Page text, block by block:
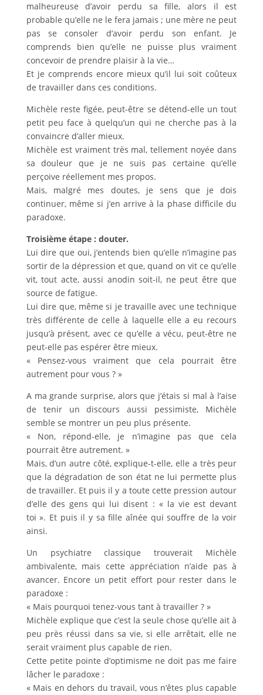
malheureuse d’avoir perdu sa fille, alors il est
probable qu’elle ne le fera jamais ; une mère ne peut
pas se consoler d’avoir perdu son enfant. Je
comprends bien qu’elle ne puisse plus vraiment
concevoir de prendre plaisir à la vie…
Et je comprends encore mieux qu’il lui soit coûteux
de travailler dans ces conditions.
Michèle reste figée, peut-être se détend-elle un tout
petit peu face à quelqu’un qui ne cherche pas à la
convaincre d’aller mieux.
Michèle est vraiment très mal, tellement noyée dans
sa douleur que je ne suis pas certaine qu’elle
perçoive réellement mes propos.
Mais, malgré mes doutes, je sens que je dois
continuer, même si j’en arrive à la phase difficile du
paradoxe.
Troisième étape : douter.
Lui dire que oui, j’entends bien qu’elle n’imagine pas
sortir de la dépression et que, quand on vit ce qu’elle
vit, tout acte, aussi anodin soit-il, ne peut être que
source de fatigue.
Lui dire que, même si je travaille avec une technique
très différente de celle à laquelle elle a eu recours
jusqu’à présent, avec ce qu’elle a vécu, peut-être ne
peut-elle pas espérer être mieux.
« Pensez-vous vraiment que cela pourrait être
autrement pour vous ? »
A ma grande surprise, alors que j’étais si mal à l’aise
de tenir un discours aussi pessimiste, Michèle
semble se montrer un peu plus présente.
« Non, répond-elle, je n’imagine pas que cela
pourrait être autrement. »
Mais, d’un autre côté, explique-t-elle, elle a très peur
que la dégradation de son état ne lui permette plus
de travailler. Et puis il y a toute cette pression autour
d’elle des gens qui lui disent : « la vie est devant
toi ». Et puis il y sa fille aînée qui souffre de la voir
ainsi.
Un psychiatre classique trouverait Michèle
ambivalente, mais cette appréciation n’aide pas à
avancer. Encore un petit effort pour rester dans le
paradoxe :
« Mais pourquoi tenez-vous tant à travailler ? »
Michèle explique que c’est la seule chose qu’elle ait à
peu près réussi dans sa vie, si elle arrêtait, elle ne
serait vraiment plus capable de rien.
Cette petite pointe d’optimisme ne doit pas me faire
lâcher le paradoxe :
« Mais en dehors du travail, vous n’êtes plus capable